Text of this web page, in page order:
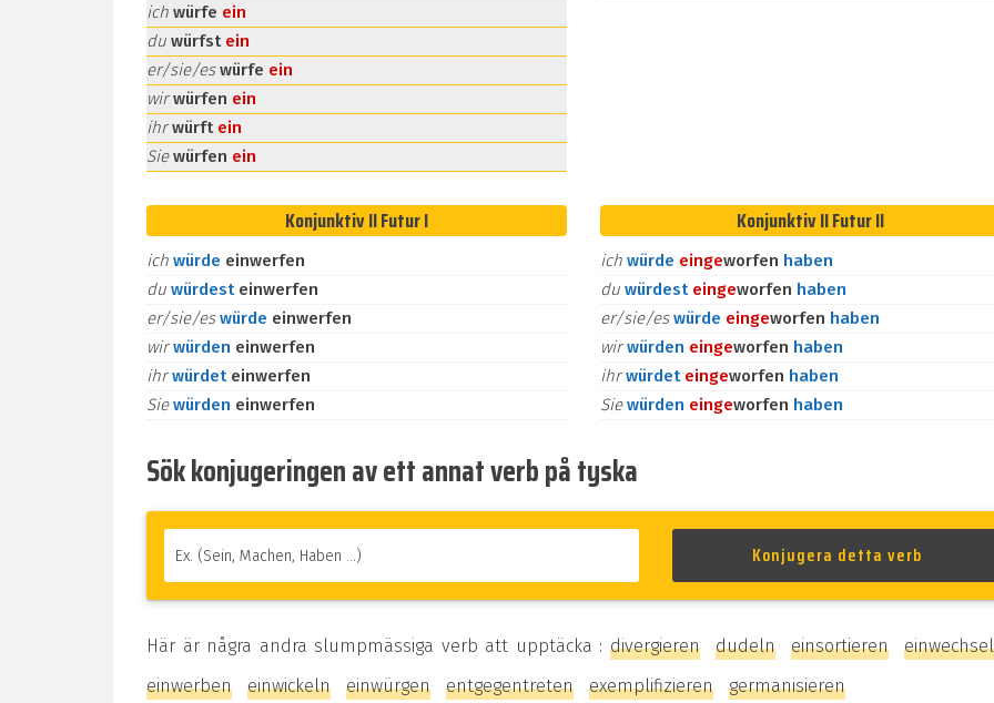
ich würfe ein
du würfst ein
er/sie/eswürfe ein
wirwürfen ein
ihrwürft ein
Siewürfen ein
Konjunktiv II Futur I
ich würde einwerfen
du würdest einwerfen
er/sie/eswürde einwerfen
wirwürden einwerfen
ihrwürdet einwerfen
Siewürden einwerfen
Konjunktiv II Futur II
ich würde eingeworfen haben
du würdest eingeworfen haben
er/sie/eswürde eingeworfen haben
wirwürden eingeworfen haben
ihrwürdet eingeworfen haben
Siewürden eingeworfen haben
Sök konjugeringen av ett annat verb på tyska
Här är några andra slumpmässiga verb att upptäcka : divergieren dudeln einsortieren
einwerben
einwickeln einwürgen entgegentreten exemplifizieren germanisieren